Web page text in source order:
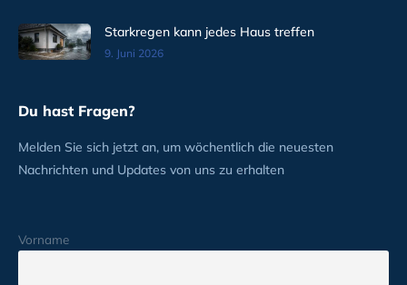
Starkregen kann jedes Haus treffen
9. Juni 2026
Du hast Fragen?
Melden Sie sich jetzt an, um wöchentlich die neuesten
Nachrichten und Updates von uns zu erhalten
Vorname